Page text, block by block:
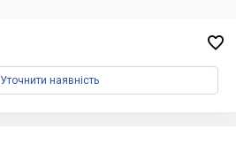

Уточнити наявність